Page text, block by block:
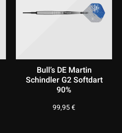
Bull’s DE Martin
Schindler G2 Softdart
90%
99,95€